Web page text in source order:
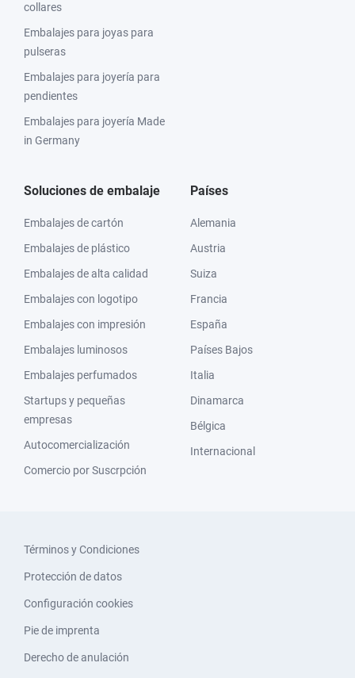
collares
Embalajes para joyas para
pulseras
Embalajes para joyería para
pendientes
Embalajes para joyería Made
in Germany
Soluciones de embalaje
Embalajes de cartón
Embalajes de plástico
Embalajes de alta calidad
Embalajes con logotipo
Embalajes con impresión
Embalajes luminosos
Embalajes perfumados
Startups y pequeñas
empresas
Autocomercialización
Comercio por Suscrpción
Países
Alemania
Austria
Suiza
Francia
España
Países Bajos
Italia
Dinamarca
Bélgica
Internacional
Términos y Condiciones
Protección de datos
Configuración cookies
Pie de imprenta
Derecho de anulación